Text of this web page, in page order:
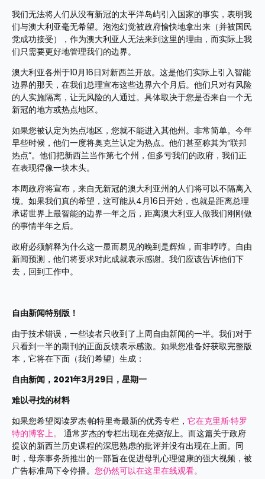
我们无法将人们从没有新冠的太平洋岛屿引入国家的事实，表明我
们与澳大利亚毫无希望。泡泡幻觉被政府愉快地拿出来（并被国民
党成功接受），作为澳大利亚人无法来到这里的理由，而实际上我
们只需要更好地管理我们的边界。
澳大利亚各州于10月16日对新西兰开放。这是他们实际上引入智能
边界的那天，在我们总理宣布这些边界六个月后。他们只对有风险
的人实施隔离，让无风险的人通过。具体取决于您是否来自一个无
新冠的地方或热点地区。
如果您被认定为热点地区，您就不能进入其他州。非常简单。今年
早些时候，他们一度将奥克兰认定为热点。他们甚至称其为“联邦
热点”。他们把新西兰当作第七个州，但多亏我们的政府，我们正
在表现得像一块木头。
本周政府将宣布，来自无新冠的澳大利亚州的人们将可以不隔离入
境。如果我们真的希望，这可能从4月16日开始，也就是距离总理
承诺世界上最智能的边界一年之后，距离澳大利亚人做我们刚刚做
的事情半年之后。
政府必须解释为什么这一显而易见的晚到是辉煌，而非哼哼。自由
新闻预测，他们将要求对此成就表示感谢。我们应该告诉他们下
去，回到工作中。
自由新闻特别版！
由于技术错误，一些读者只收到了上周自由新闻的一半。我们对于
只看到一半的期刊的正面反馈表示感激。如果您准备好获取完整版
本，它将在下面（我们希望）生成：
自由新闻，2021年3月29日，星期一
难以寻找的材料
如果您希望阅读罗杰·帕特里奇最新的优秀专栏， 它在克里斯·特罗
特的博客上。
通常罗杰的专栏出现在先驱报上。而这篇关于政府
提议的新西兰历史课程的深思熟虑的批评并没有出现在上面。同
时，母亲事务所推出的一部旨在促进母乳心理健康的强大视频，被
广告标准局下令停播。 您仍然可以在这里在线观看。